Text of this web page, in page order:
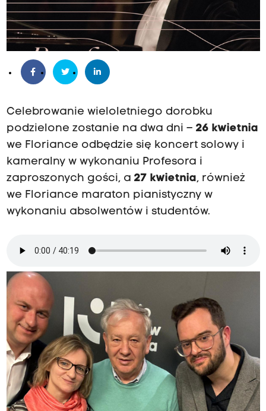
Celebrowanie wieloletniego dorobku
podzielone zostanie na dwa dni – 26 kwietnia
we Floriance odbędzie się koncert solowy i
kameralny w wykonaniu Profesora i
zaproszonych gości, a 27 kwietnia, również
we Floriance maraton pianistyczny w
wykonaniu absolwentów i studentów.